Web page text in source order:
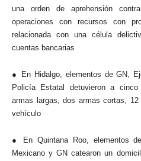
una orden de aprehensión
operaciones con recursos con
relacionada con una célula
cuentas bancarias
● En Hidalgo, elementos de GN,
Policía Estatal detuvieron a
armas largas, dos armas cortas,
vehículo
● En Quintana Roo, elementos
Mexicano y GN catearon un